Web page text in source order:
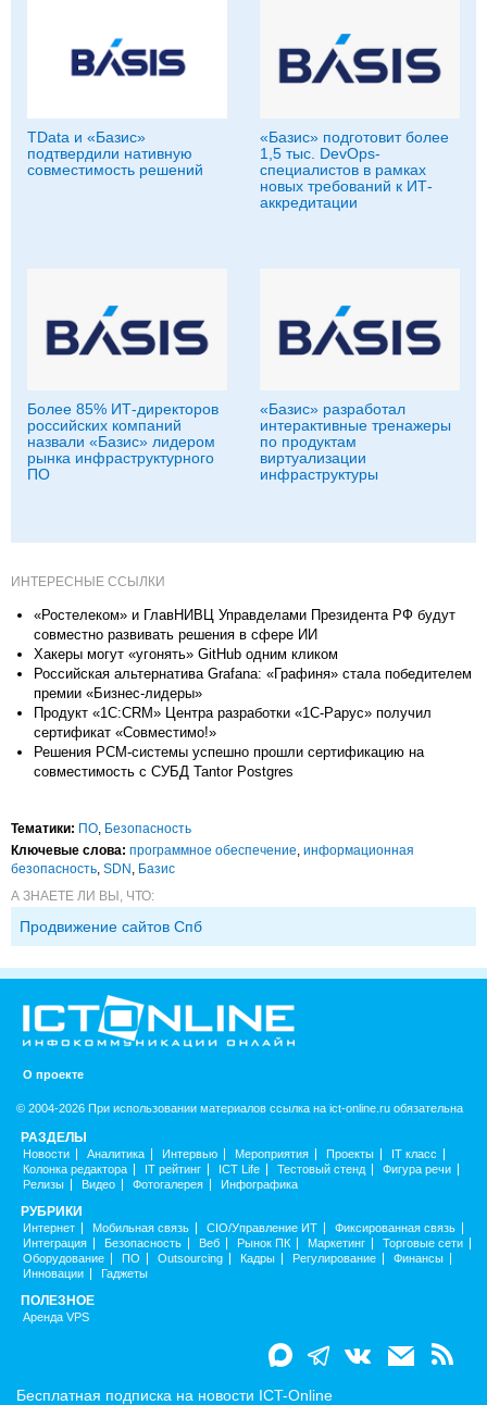
TData и «Базис»
подтвердили нативную
совместимость решений
«Базис» подготовит более
1,5 тыс. DevOps-
специалистов в рамках
новых требований к ИТ-
аккредитации
Более 85% ИТ-директоров
российских компаний
назвали «Базис» лидером
рынка инфраструктурного
ПО
«Базис» разработал
интерактивные тренажеры
по продуктам
виртуализации
инфраструктуры
ИНТЕРЕСНЫЕ ССЫЛКИ
«Ростелеком» и ГлавНИВЦ Управделами Президента РФ будут
совместно развивать решения в сфере ИИ
Хакеры могут «угонять» GitHub одним кликом
Российская альтернатива Grafana: «Графиня» стала победителем
премии «Бизнес-лидеры»
Продукт «1С:CRM» Центра разработки «1С-Рарус» получил
сертификат «Совместимо!»
Решения РСМ-системы успешно прошли сертификацию на
совместимость с СУБД Tantor Postgres
Тематики: ПО, Безопасность
Ключевые слова: программное обеспечение, информационная
безопасность, SDN , Базис
А ЗНАЕТЕ ЛИ ВЫ, ЧТО:
Продвижение сайтов Спб
О проекте
© 2004-2026 При использовании материалов ссылка на ict-online.ru обязательна
РАЗДЕЛЫ
Новости Аналитика Интервью Мероприятия Проекты
IT класс
Колонка редактора
IT рейтинг ICT Life Тестовый стенд
Фигура речи
Релизы
Видео Фотогалерея Инфографика
РУБРИКИ
Интернет Мобильная связь CIO/Управление ИТ
Фиксированная связь
Интеграция
Безопасность Веб Рынок ПК Маркетинг
Торговые сети
Оборудование
ПО Outsourcing Кадры Регулирование
Финансы
Инновации
Гаджеты
ПОЛЕЗНОЕ
Аренда VPS
Бесплатная подписка на новости ICT-Online